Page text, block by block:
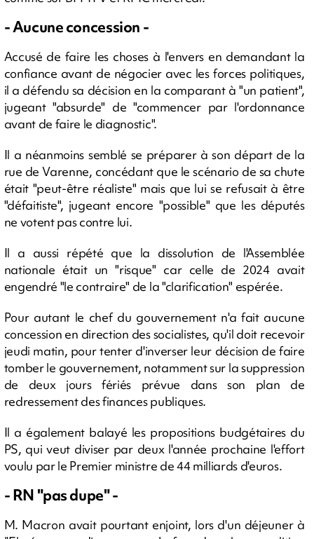
- Aucune concession -
Accusé de faire les choses à l'envers en demandant la
confiance avant de négocier avec les forces politiques,
il a défendu sa décision en la comparant à "un patient",
jugeant "absurde" de "commencer par l'ordonnance
avant de faire le diagnostic".
Il a néanmoins semblé se préparer à son départ de la
rue de Varenne, concédant que le scénario de sa chute
était "peut-être réaliste" mais que lui se refusait à être
"défaitiste", jugeant encore "possible" que les députés
ne votent pas contre lui.
Il a aussi répété que la dissolution de l'Assemblée
nationale était un "risque" car celle de 2024 avait
engendré "le contraire" de la "clarification" espérée.
Pour autant le chef du gouvernement n'a fait aucune
concession en direction des socialistes, qu'il doit recevoir
jeudi matin, pour tenter d'inverser leur décision de faire
tomber le gouvernement, notamment sur la suppression
de deux jours fériés prévue dans son plan de
redressement des finances publiques.
Il a également balayé les propositions budgétaires du
PS, qui veut diviser par deux l'année prochaine l'effort
voulu par le Premier ministre de 44 milliards d'euros.
- RN "pas dupe" -
M. Macron avait pourtant enjoint, lors d'un déjeuner à